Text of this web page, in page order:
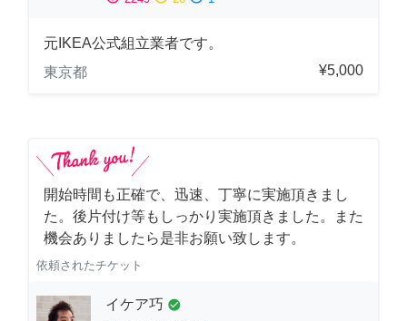
元IKEA公式組立業者です。
東京都
¥5,000
開始時間も正確で、迅速、丁寧に実施頂きまし
た。後片付け等もしっかり実施頂きました。また
機会ありましたら是非お願い致します。
依頼されたチケット
イケア巧 check_circle